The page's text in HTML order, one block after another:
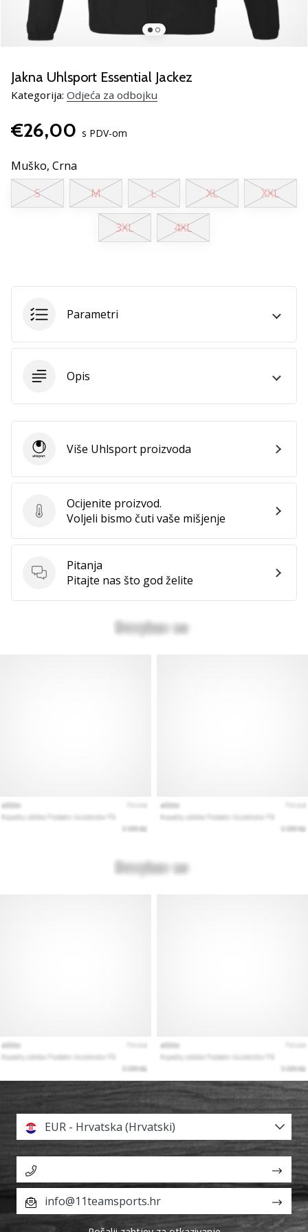
Pronađite
savršen
poklon
odbojku!
Pogledajte
naš
i
odaberite
obuću,
odjeću
opremu
11. 8. 2022
1 min. čitanja
ambasadorom
odbojku
odbojku
nas?
nam
kao
ambasador.
Jakna Uhlsport Essential Jackez
Kategorija: Odjeća za odbojku
€26,00 s PDV-om
Muško, Crna
S
M L XL XXL
3XL 4XL
Parametri
Opis
Ocijenite proizvod.
Ocijenite proizvod.
Voljeli bismo čuti vaše mišjenje
Pitanja
Pitanja
Pitajte nas što god želite
UhlsportViše Uhlsport proizvoda
EUR - Hrvatska (Hrvatski)
info@11teamsports.hr